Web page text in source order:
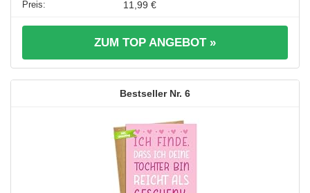
11,99 €
ZUM TOP ANGEBOT »
6